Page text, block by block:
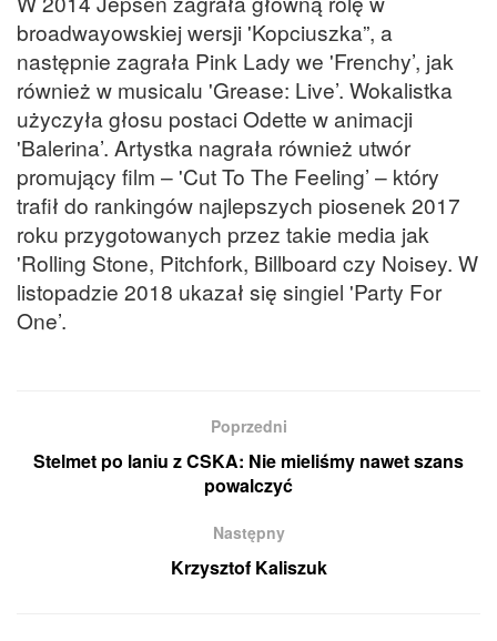
broadwayowskiej wersji 'Kopciuszka”, a
następnie zagrała Pink Lady we 'Frenchy’, jak
również w musicalu 'Grease: Live’. Wokalistka
użyczyła głosu postaci Odette w animacji
'Balerina’. Artystka nagrała również utwór
promujący film – 'Cut To The Feeling’ – który
trafił do rankingów najlepszych piosenek 2017
roku przygotowanych przez takie media jak
'Rolling Stone, Pitchfork, Billboard czy Noisey. W
listopadzie 2018 ukazał się singiel 'Party For
One’.
Poprzedni
Stelmet po laniu z CSKA: Nie mieliśmy nawet szans
powalczyć
Następny
Krzysztof Kaliszuk